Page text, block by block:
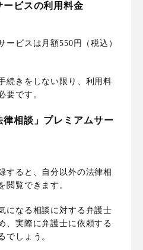
ービスの利用料金
ービスは月額550円（税込）
続きをしない限り、利用料
要です。
律相談」プレミアムサー
すると、自分以外の法律相
閲覧できます。
になる相談に対する弁護士
、実際に弁護士に依頼する
でしょう。